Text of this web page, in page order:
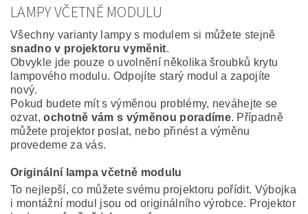
LAMPY VČETNĚ MODULU
Všechny varianty lampy s modulem si můžete stejně
snadno v projektoru vyměnit.
Obvykle jde pouze o uvolnění několika šroubků krytu
lampového modulu. Odpojíte starý modul a zapojíte
nový.
Pokud budete mít s výměnou problémy, neváhejte se
ozvat,ochotně vám s výměnou poradíme. Případně
můžete projektor poslat, nebo přinést a výměnu
provedeme za vás.
Originální lampa včetně modulu
To nejlepší, co můžete svému projektoru pořídit. Výbojka
i montážní modul jsou od originálního výrobce. Projektor